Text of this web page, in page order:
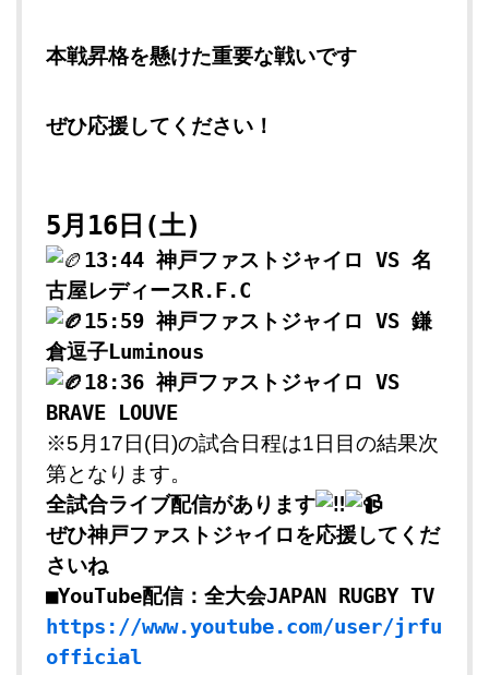
本戦昇格を懸けた重要な戦いです
ぜひ応援してください！
5月16日(土)
13:44 神戸ファストジャイロ VS 名
古屋レディースR.F.C
15:59 神戸ファストジャイロ VS 鎌
倉逗子Luminous
18:36 神戸ファストジャイロ VS
BRAVE LOUVE
※5月17日(日)の試合日程は1日目の結果次
第となります。
全試合ライブ配信があります
ぜひ神戸ファストジャイロを応援してくだ
さいね
■YouTube配信：全大会JAPAN RUGBY TV
https://www.youtube.com/user/jrfu
official